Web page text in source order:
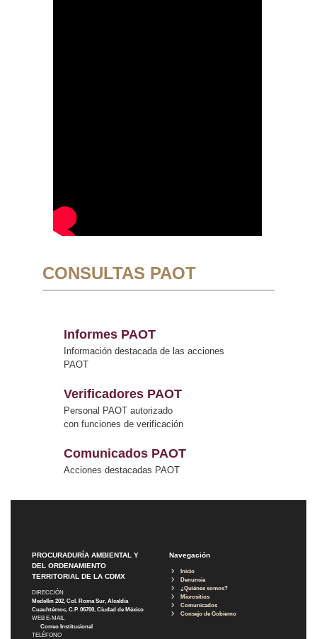
CONSULTAS PAOT
Informes PAOT
Información destacada de las acciones
PAOT
Verificadores PAOT
Personal PAOT autorizado
con funciones de verificación
Comunicados PAOT
Acciones destacadas PAOT
PROCURADURÍA AMBIENTAL Y
DEL ORDENAMIENTO
TERRITORIAL DE LA CDMX
DIRECCIÓN
Medellín 202, Col. Roma Sur, Alcaldía
Cuauhtémoc, C.P. 06700, Ciudad de México
WEB E-MAIL
Correo Institucional
TELÉFONO
Navegación
Inicio
Denuncia
¿Quiénes somos?
Micrositios
Comunicados
Consejo de Gobierno